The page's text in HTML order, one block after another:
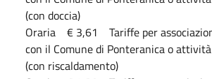
(con doccia)
Oraria € 3,61 Tariffe per
con il Comune di Ponteranica o
(con riscaldamento)